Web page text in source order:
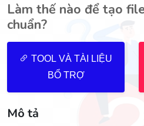
Làm thế nào để tạo
chuẩn?
TOOL VÀ TÀI LIỆU
BỔ TRỢ
Mô tả